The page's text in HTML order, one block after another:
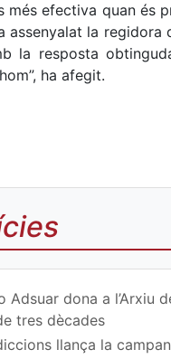
més efectiva quan és
assenyalat la regidora
la resposta
ha afegit.
Adsuar dona a l’Arxiu
tres dècades
llança la